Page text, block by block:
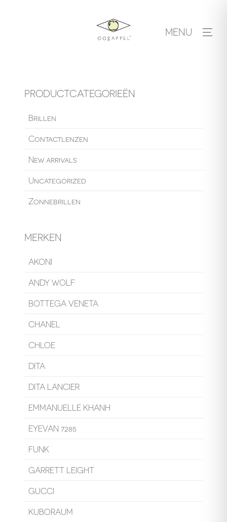
MENU
PRODUCTCATEGORIEËN
Brillen
Contactlenzen
New arrivals
Uncategorized
Zonnebrillen
MERKEN
AKONI
ANDY WOLF
BOTTEGA VENETA
CHANEL
CHLOE
DITA
DITA LANCIER
EMMANUELLE KHANH
EYEVAN 7285
FUNK
GARRETT LEIGHT
GUCCI
KUBORAUM